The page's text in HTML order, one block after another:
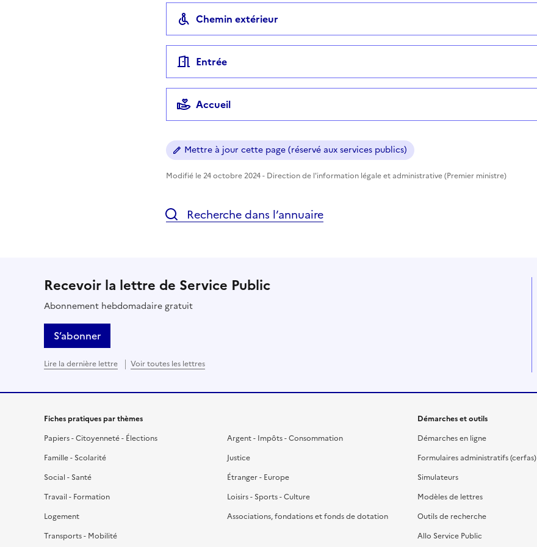
Chemin extérieur
Entrée
Accueil
Mettre à jour cette page (réservé aux services publics)
Modifié le 24 octobre 2024 - Direction de l'information légale et administrative (Premier ministre)
Recherche dans l’annuaire
Recevoir la lettre de Service Public
Abonnement hebdomadaire gratuit
S’abonner
Lire la dernière lettre Voir toutes les lettres
Fiches pratiques par thèmes
Papiers - Citoyenneté - Élections
Famille - Scolarité
Social - Santé
Travail - Formation
Logement
Transports - Mobilité
Argent - Impôts - Consommation
Justice
Étranger - Europe
Loisirs - Sports - Culture
Associations, fondations et fonds de dotation
Démarches et outils
Démarches en ligne
Formulaires administratifs (cerfas)
Simulateurs
Modèles de lettres
Outils de recherche
Allo Service Public